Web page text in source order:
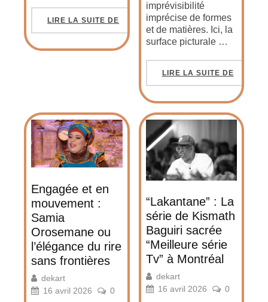
LIRE LA SUITE DE
imprévisibilité
imprécise de formes
et de matières. Ici, la
surface picturale …
LIRE LA SUITE DE
Engagée et en
mouvement :
Samia
Orosemane ou
l’élégance du rire
sans frontières
dekart
16 avril 2026
0
“Lakantane” : La
série de Kismath
Baguiri sacrée
“Meilleure série
Tv” à Montréal
dekart
16 avril 2026
0